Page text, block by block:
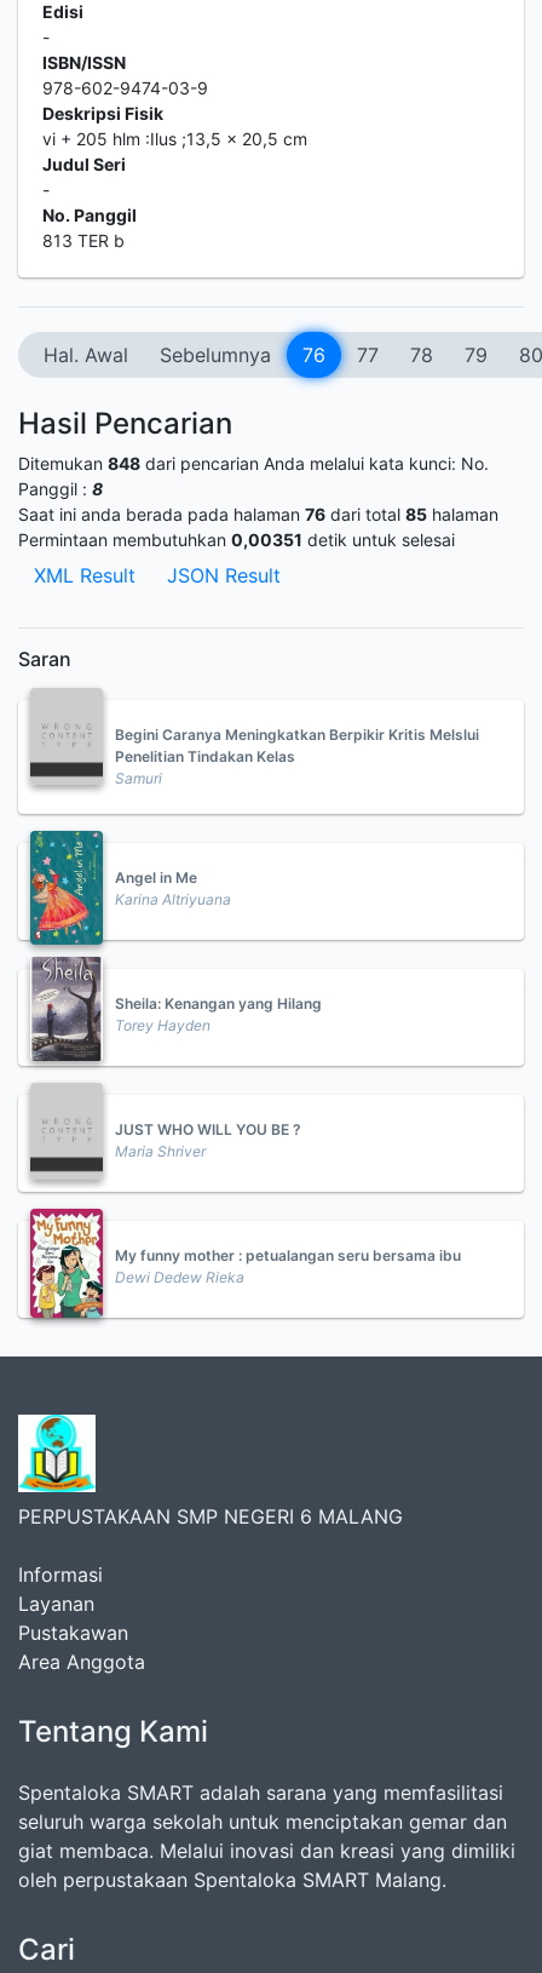
Edisi
-
ISBN/ISSN
978-602-9474-03-9
Deskripsi Fisik
vi + 205 hlm :Ilus ;13,5 x 20,5 cm
Judul Seri
-
No. Panggil
813 TER b
Hal. Awal Sebelumnya 76 77 78 79 80
Hasil Pencarian
Ditemukan 848 dari pencarian Anda melalui kata kunci: No.
Panggil : 8
Saat ini anda berada pada halaman 76 dari total 85 halaman
Permintaan membutuhkan 0,00351 detik untuk selesai
XML Result JSON Result
Saran
Begini Caranya Meningkatkan Berpikir Kritis Melslui
Penelitian Tindakan Kelas
Samuri
Angel in Me
Karina Altriyuana
Sheila: Kenangan yang Hilang
Torey Hayden
JUST WHO WILL YOU BE ?
Maria Shriver
My funny mother : petualangan seru bersama ibu
Dewi Dedew Rieka
PERPUSTAKAAN SMP NEGERI 6 MALANG
Informasi
Layanan
Pustakawan
Area Anggota
Tentang Kami
Spentaloka SMART adalah sarana yang memfasilitasi
seluruh warga sekolah untuk menciptakan gemar dan
giat membaca. Melalui inovasi dan kreasi yang dimiliki
oleh perpustakaan Spentaloka SMART Malang.
Cari